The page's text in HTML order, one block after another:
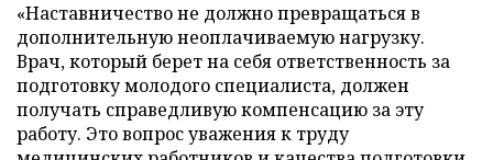
«Наставничество не должно превращаться в
дополнительную неоплачиваемую нагрузку.
Врач, который берет на себя ответственность за
подготовку молодого специалиста, должен
получать справедливую компенсацию за эту
работу. Это вопрос уважения к труду